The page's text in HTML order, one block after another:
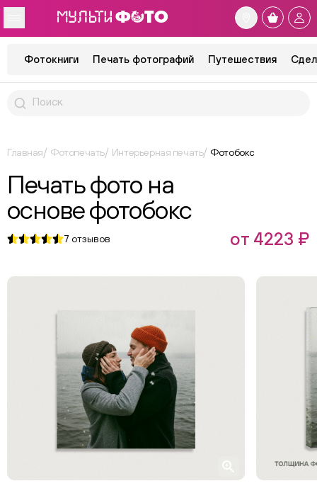
Фотокниги Печать фотографий Путешествия
Главная Фотопечать Интерьерная печать Фотобокс
Печать фото на
основе фотобокс
7 отзывов от 4223 ₽